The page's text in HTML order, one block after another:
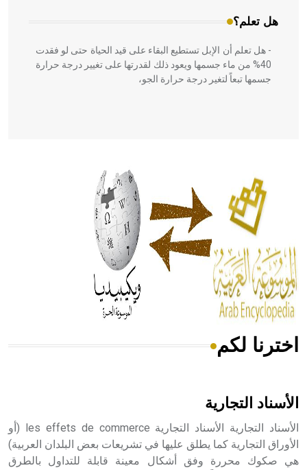
هل تعلم؟
- هل تعلم أن الإبل تستطيع البقاء على قيد الحياة حتى لو فقدت
40% من ماء جسمها ويعود ذلك لقدرتها على تغيير درجة حرارة
جسمها تبعاً لتغير درجة حرارة الجو،
الحكم، الأدلة، تنظيم التغذية، ورسالته في جروح الرأس. ويعود
له الفضل بأنه حرر الطب من الدين والفلسفة.
- هل تعلم أن المرجان إفراز حيواني يتكون في البحر ويتركب
من مادة كربونات الكلسيوم، وهو أحمر أو شديد الحمرة وهو
أجود أنواعه، ويمتاز بكبر الحجم ويسمى الش
هل تعلم أن الأبسيد كلمة فرنسية اللفظ تم اعتمادها مصطلحاً
- هل تعلم أن أبجر Abgar اسم معروف جيداً يعود إلى عدد من
اخترنا لكم
الأسناد التجارية
الأسناد التجارية الأسناد التجارية les effets de commerce (أو
الأوراق التجارية كما يطلق عليها في تشريعات بعض البلدان العربية)
هي صكوك محررة وفق أشكال معينة قابلة للتداول بالطرق